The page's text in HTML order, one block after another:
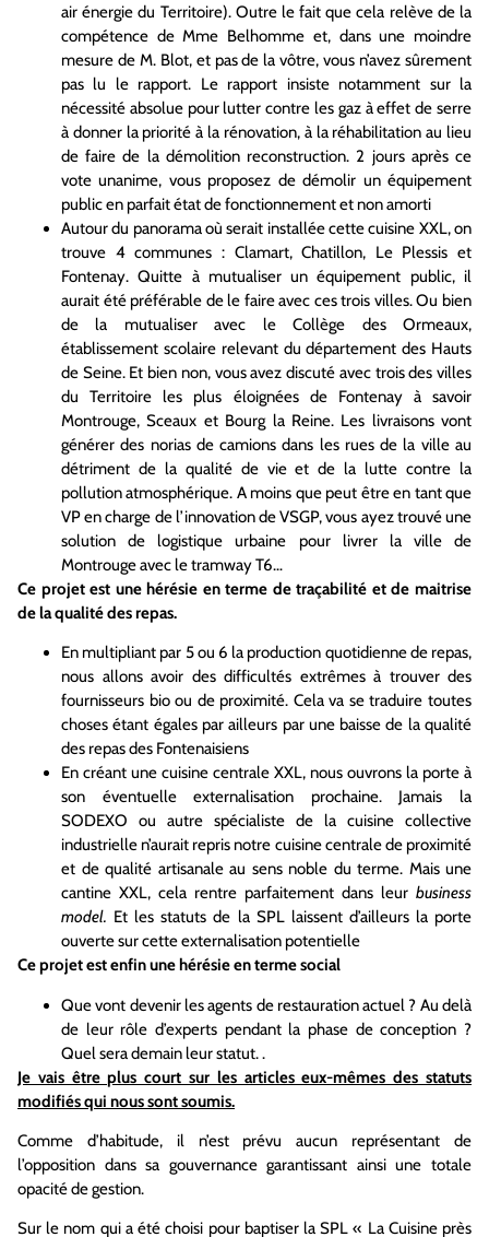
air énergie du Territoire). Outre le fait que cela relève de la
compétence de Mme Belhomme et, dans une moindre
mesure de M. Blot, et pas de la vôtre, vous n’avez sûrement
pas lu le rapport. Le rapport insiste notamment sur la
nécessité absolue pour lutter contre les gaz à effet de serre
à donner la priorité à la rénovation, à la réhabilitation au lieu
de faire de la démolition reconstruction. 2 jours après ce
vote unanime, vous proposez de démolir un équipement
public en parfait état de fonctionnement et non amorti
Autour du panorama où serait installée cette cuisine XXL, on
trouve 4 communes : Clamart, Chatillon, Le Plessis et
Fontenay. Quitte à mutualiser un équipement public, il
aurait été préférable de le faire avec ces trois villes. Ou bien
de la mutualiser avec le Collège des Ormeaux,
établissement scolaire relevant du département des Hauts
de Seine. Et bien non, vous avez discuté avec trois des villes
du Territoire les plus éloignées de Fontenay à savoir
Montrouge, Sceaux et Bourg la Reine. Les livraisons vont
générer des norias de camions dans les rues de la ville au
détriment de la qualité de vie et de la lutte contre la
pollution atmosphérique. A moins que peut être en tant que
VP en charge de l’innovation de VSGP, vous ayez trouvé une
solution de logistique urbaine pour livrer la ville de
Montrouge avec le tramway T6…
Ce projet est une hérésie en terme de traçabilité et de maitrise
de la qualité des repas.
En multipliant par 5 ou 6 la production quotidienne de repas,
nous allons avoir des difficultés extrêmes à trouver des
fournisseurs bio ou de proximité. Cela va se traduire toutes
choses étant égales par ailleurs par une baisse de la qualité
des repas des Fontenaisiens
En créant une cuisine centrale XXL, nous ouvrons la porte à
son éventuelle externalisation prochaine. Jamais la
SODEXO ou autre spécialiste de la cuisine collective
industrielle n’aurait repris notre cuisine centrale de proximité
et de qualité artisanale au sens noble du terme. Mais une
cantine XXL, cela rentre parfaitement dans leur business
model. Et les statuts de la SPL laissent d’ailleurs la porte
ouverte sur cette externalisation potentielle
Ce projet est enfin une hérésie en terme social
Que vont devenir les agents de restauration actuel ? Au delà
de leur rôle d’experts pendant la phase de conception ?
Quel sera demain leur statut. .
Je vais être plus court sur les articles eux-mêmes des statuts
modifiés qui nous sont soumis.
Comme d’habitude, il n’est prévu aucun représentant de
l’opposition dans sa gouvernance garantissant ainsi une totale
opacité de gestion.
Sur le nom qui a été choisi pour baptiser la SPL « La Cuisine près